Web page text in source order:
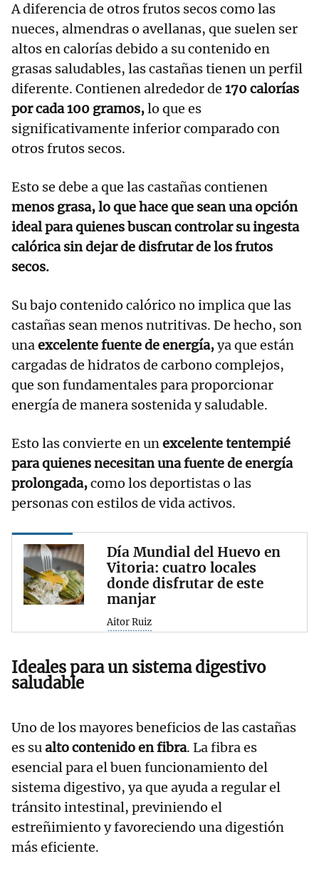
A diferencia de otros frutos secos como las
nueces, almendras o avellanas, que suelen ser
altos en calorías debido a su contenido en
grasas saludables, las castañas tienen un perfil
diferente. Contienen alrededor de 170 calorías
por cada 100 gramos,lo que es
significativamente inferior comparado con
otros frutos secos.
Esto se debe a que las castañas contienen
menos grasa, lo que hace que sean una opción
ideal para quienes buscan controlar su ingesta
calórica sin dejar de disfrutar de los frutos
secos.
Su bajo contenido calórico no implica que las
castañas sean menos nutritivas. De hecho, son
unaexcelente fuente de energía,ya que están
cargadas de hidratos de carbono complejos,
que son fundamentales para proporcionar
energía de manera sostenida y saludable.
Esto las convierte en unexcelente tentempié
para quienes necesitan una fuente de energía
prolongada,como los deportistas o las
personas con estilos de vida activos.
Día Mundial del Huevo en
Vitoria: cuatro locales
donde disfrutar de este
manjar
Aitor Ruiz
Ideales para un sistema digestivo
saludable
Uno de los mayores beneficios de las castañas
es sualto contenido en fibra. La fibra es
esencial para el buen funcionamiento del
sistema digestivo, ya que ayuda a regular el
tránsito intestinal, previniendo el
estreñimiento y favoreciendo una digestión
más eficiente.